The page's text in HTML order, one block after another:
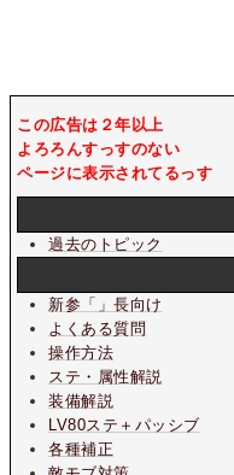
この広告は２年以上
よろろんすっすのない
ページに表示されてるっす
過去のトピック
新参「」長向け
よくある質問
操作方法
ステ・属性解説
装備解説
LV80ステ＋パッシブ
各種補正